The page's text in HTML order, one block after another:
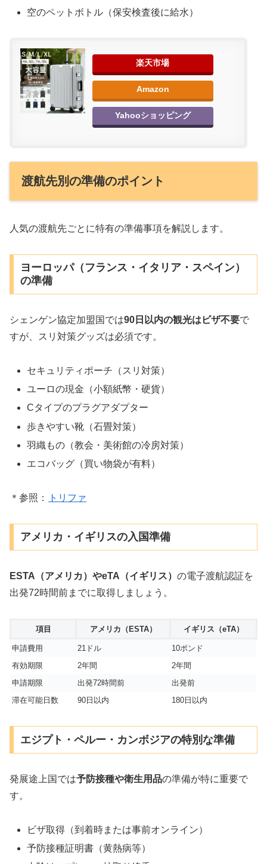
空のペットボトル（保安検査後に給水）
楽天市場
Amazon
Yahooショッピング
渡航先別の準備のポイント
人気の渡航先ごとに特有の準備事項を解説します。
ヨーロッパ（フランス・イタリア・スペイン）
の準備
シェンゲン協定加盟国では90日以内の観光はビザ不要で
すが、スリ対策グッズは必須です。
セキュリティポーチ（スリ対策）
ユーロの現金（小額紙幣・硬貨）
Cタイプのプラグアダプター
歩きやすい靴（石畳対策）
羽織もの（教会・美術館の冷房対策）
エコバッグ（買い物袋が有料）
＊参照： トリファ
アメリカ・イギリスの入国準備
ESTA（アメリカ）やeTA（イギリス） の電子渡航認証を
出発72時間前までに取得しましょう。
項目 アメリカ（ESTA） イギリス（eTA）
申請費用 21ドル
10ポンド
有効期限
2年間
2年間
申請期限
出発72時間前
出発前
滞在可能日数
90日以内 180日以内
エジプト・ペルー・カンボジアの特別な準備
発展途上国では予防接種や衛生用品の準備が特に重要で
す。
ビザ取得（到着時または事前オンライン）
予防接種証明書（黄熱病等）